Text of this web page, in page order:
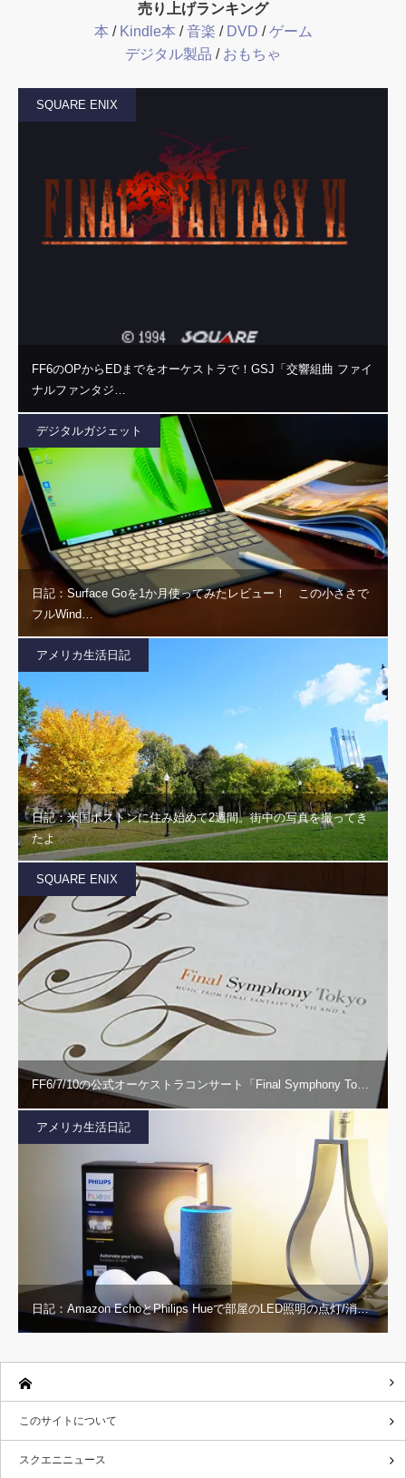
売り上げランキング
本 / Kindle本 /音楽 / DVD /ゲーム
デジタル製品 / おもちゃ
SQUARE ENIX
FF6のOPからEDまでをオーケストラで！GSJ「交響組曲 ファイ
ナルファンタジ…
デジタルガジェット
日記：Surface Goを1か月使ってみたレビュー！ この小ささで
フルWind…
アメリカ生活日記
日記：米国ボストンに住み始めて2週間。街中の写真を撮ってき
たよ
SQUARE ENIX
FF6/7/10の公式オーケストラコンサート「Final Symphony To…
アメリカ生活日記
日記：Amazon EchoとPhilips Hueで部屋のLED照明の点灯/消…
このサイトについて
スクエニニュース